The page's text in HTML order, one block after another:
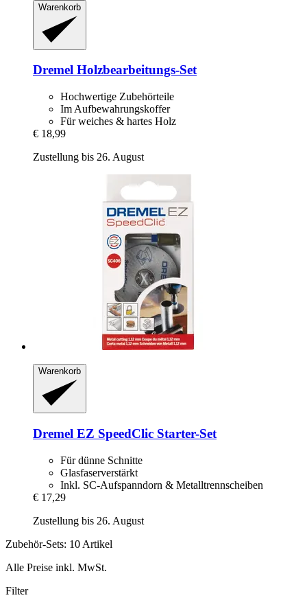
Warenkorb
Dremel Holzbearbeitungs-​Set
Hochwertige Zubehörteile
Im Aufbewahrungskoffer
Für weiches & hartes Holz
€ 18,99
Zustellung bis 26. August
Warenkorb
Dremel EZ SpeedClic Starter-​Set
Für dünne Schnitte
Glasfaserverstärkt
Inkl. SC-Aufspanndorn & Metalltrennscheiben
€ 17,29
Zustellung bis 26. August
Zubehör-Sets: 10 Artikel
Alle Preise inkl. MwSt.
Filter